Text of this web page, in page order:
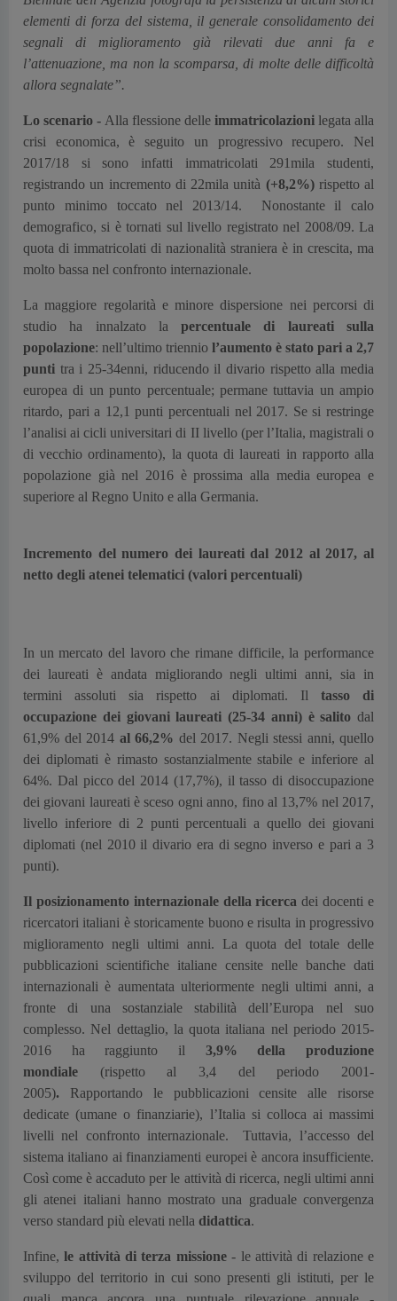
elementi di forza del sistema, il generale consolidamento dei
segnali di miglioramento già rilevati due anni fa e
l’attenuazione, ma non la scomparsa, di molte delle difficoltà
allora segnalate”.
Lo scenario - Alla flessione delle immatricolazioni legata alla
crisi economica, è seguito un progressivo recupero. Nel
2017/18 si sono infatti immatricolati 291mila studenti,
registrando un incremento di 22mila unità (+8,2%) rispetto al
punto minimo toccato nel 2013/14. Nonostante il calo
demografico, si è tornati sul livello registrato nel 2008/09. La
quota di immatricolati di nazionalità straniera è in crescita, ma
molto bassa nel confronto internazionale.
La maggiore regolarità e minore dispersione nei percorsi di
studio ha innalzato la
percentuale di laureati sulla
popolazione: nell’ultimo triennio l’aumento è stato pari a 2,7
punti tra i 25-34enni, riducendo il divario rispetto alla media
europea di un punto percentuale; permane tuttavia un ampio
ritardo, pari a 12,1 punti percentuali nel 2017. Se si restringe
l’analisi ai cicli universitari di II livello (per l’Italia, magistrali o
di vecchio ordinamento), la quota di laureati in rapporto alla
popolazione già nel 2016 è prossima alla media europea e
superiore al Regno Unito e alla Germania.
Incremento del numero dei laureati dal 2012 al 2017, al
netto degli atenei telematici (valori percentuali)
In un mercato del lavoro che rimane difficile, la performance
dei laureati è andata migliorando negli ultimi anni, sia in
termini assoluti sia rispetto ai diplomati. Il
tasso di
occupazione dei giovani laureati (25-34 anni) è salito dal
61,9% del 2014 al 66,2% del 2017. Negli stessi anni, quello
dei diplomati è rimasto sostanzialmente stabile e inferiore al
64%. Dal picco del 2014 (17,7%), il tasso di disoccupazione
dei giovani laureati è sceso ogni anno, fino al 13,7% nel 2017,
livello inferiore di 2 punti percentuali a quello dei giovani
diplomati (nel 2010 il divario era di segno inverso e pari a 3
punti).
Il posizionamento internazionale della ricerca dei docenti e
ricercatori italiani è storicamente buono e risulta in progressivo
miglioramento negli ultimi anni. La quota del totale delle
pubblicazioni scientifiche italiane censite nelle banche dati
internazionali è aumentata ulteriormente negli ultimi anni, a
fronte di una sostanziale stabilità dell’Europa nel suo
complesso. Nel dettaglio, la quota italiana nel periodo 2015-
2016 ha raggiunto il
3,9% della produzione
mondiale
(rispetto al 3,4 del periodo 2001-
2005).
Rapportando le pubblicazioni censite alle risorse
dedicate (umane o finanziarie), l’Italia si colloca ai massimi
livelli nel confronto internazionale. Tuttavia, l’accesso del
sistema italiano ai finanziamenti europei è ancora insufficiente.
Così come è accaduto per le attività di ricerca, negli ultimi anni
gli atenei italiani hanno mostrato una graduale convergenza
verso standard più elevati nella didattica.
Infine, le attività di terza missione - le attività di relazione e
sviluppo del territorio in cui sono presenti gli istituti, per le